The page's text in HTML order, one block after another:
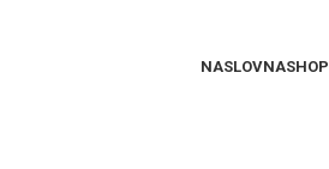
NASLOVNASHOP